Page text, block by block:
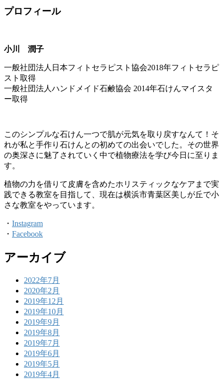
プロフィール
小川 潤子
一般社団法人日本フィトセラピスト協会2018年フィトセラピ
スト取得
一般社団法人ハンドメイド石鹸協会 2014年石けんマイスタ
ー取得
このシンプルな石けん一つで肌が元気を取り戻すなんて！そ
れが私と手作り石けんとの初めての出会いでした。その世界
の奥深さに魅了されていく中で植物療法を学び今日に至りま
す。
植物の力を借りて皮膚を含めたホリスティックなケアまで実
践できる教室を目指して、現在は横浜市青葉区美しが丘で小
さな教室をやっています。
・ Instagram
・ Facebook
アーカイブ
2022年7月
2020年2月
2019年12月
2019年10月
2019年9月
2019年8月
2019年7月
2019年6月
2019年5月
2019年4月